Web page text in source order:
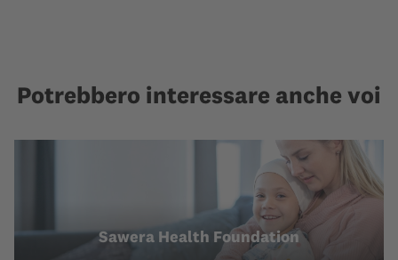
Potrebbero interessare anche voi
Sawera Health Foundation